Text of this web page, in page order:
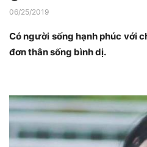
06/25/2019
Có người sống hạnh phúc với
đơn thân sống bình dị.